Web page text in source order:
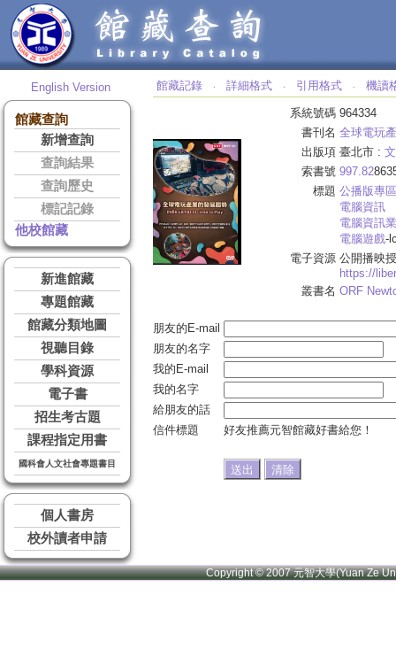
English Version
館藏查詢
新增查詢
查詢結果
查詢歷史
標記記錄
他校館藏
新進館藏
專題館藏
館藏分類地圖
視聽目錄
學科資源
電子書
招生考古題
課程指定用書
國科會人文社會專題書目
個人書房
校外讀者申請
館藏記錄 ‧ 詳細格式 ‧ 引用格式 ‧ 機讀
系統號碼 964334
書刊名 全球電玩
出版項 臺北市 :
索書號 997.82
標題 公播版專區
電腦資訊
電腦資訊業
電腦遊戲-
電子資源 公開播映
https://
叢書名 ORF
朋友的E-mail
朋友的名字
我的E-mail
我的名字
給朋友的話
信件標題
好友推薦元智館藏好書給您！
Copyright © 2007 元智大學(Yuan Ze